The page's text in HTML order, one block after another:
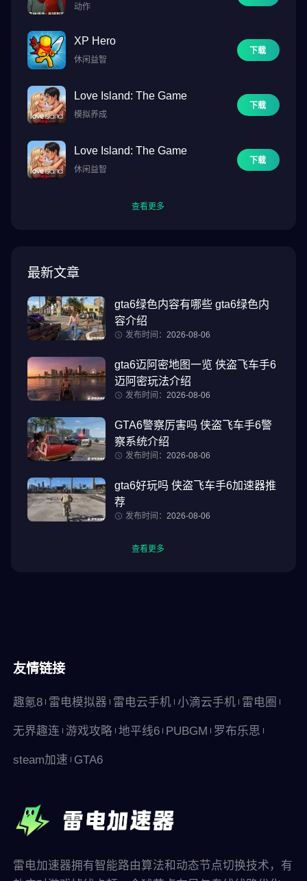
动作
XP Hero
休闲益智
下载
Love Island: The Game
模拟养成
下载
Love Island: The Game
休闲益智
下载
查看更多
最新文章
gta6绿色内容有哪些 gta6绿色内
容介绍
发布时间： 2026-08-06
gta6迈阿密地图一览 侠盗飞车手6
迈阿密玩法介绍
发布时间： 2026-08-06
GTA6警察厉害吗 侠盗飞车手6警
察系统介绍
发布时间： 2026-08-06
gta6好玩吗 侠盗飞车手6加速器推
荐
发布时间： 2026-08-06
查看更多
友情链接
趣氪8 雷电模拟器 雷电云手机 小滴云手机 雷电圈
无界趣连 游戏攻略 地平线6 PUBGM 罗布乐思
steam加速 GTA6
雷电加速器拥有智能路由算法和动态节点切换技术，有